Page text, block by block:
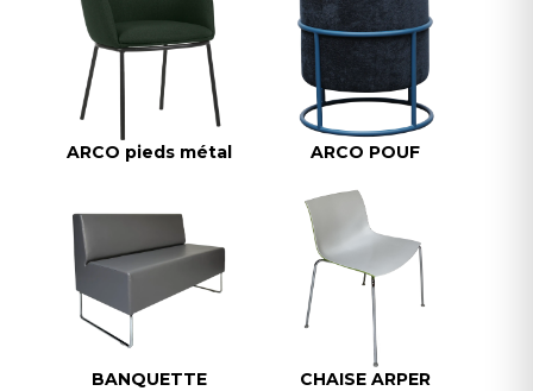
ARCO pieds métal ARCO POUF
BANQUETTE
CHAISE ARPER